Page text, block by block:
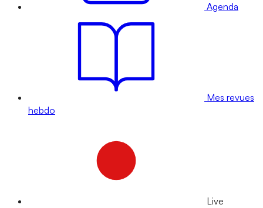
Agenda
Mes revues
hebdo
Live